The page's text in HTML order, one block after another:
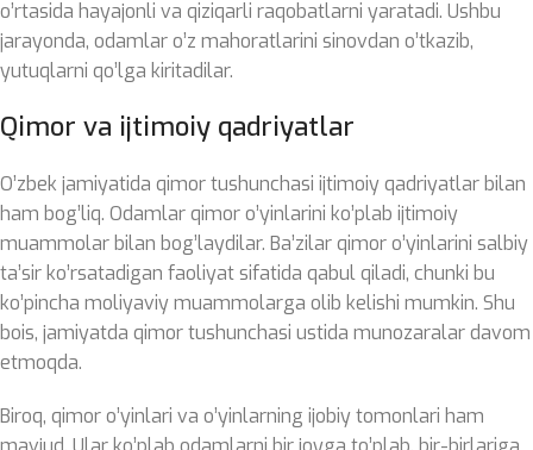
o’rtasida hayajonli va qiziqarli raqobatlarni yaratadi. Ushbu
jarayonda, odamlar o’z mahoratlarini sinovdan o’tkazib,
yutuqlarni qo’lga kiritadilar.
Qimor va ijtimoiy qadriyatlar
O’zbek jamiyatida qimor tushunchasi ijtimoiy qadriyatlar bilan
ham bog’liq. Odamlar qimor o’yinlarini ko’plab ijtimoiy
muammolar bilan bog’laydilar. Ba’zilar qimor o’yinlarini salbiy
ta’sir ko’rsatadigan faoliyat sifatida qabul qiladi, chunki bu
ko’pincha moliyaviy muammolarga olib kelishi mumkin. Shu
bois, jamiyatda qimor tushunchasi ustida munozaralar davom
etmoqda.
Biroq, qimor o’yinlari va o’yinlarning ijobiy tomonlari ham